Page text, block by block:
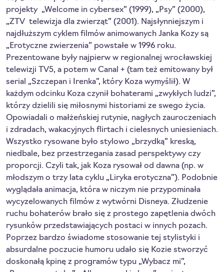
projekty ­ „Welcome in cybersex” (1999), „Psy” (2000),
„ZTV ­ telewizja dla zwierząt” (2001). Najsłynniejszym i
najdłuższym cyklem filmów animowanych Janka Kozy są
„Erotyczne zwierzenia” powstałe w 1996 roku.
Prezentowane były najpierw w regionalnej wrocławskiej
telewizji TV5, a potem w Canal + (tam też emitowany był
serial „Szczepan i Irenka”, który Koza wymyślił). W
każdym odcinku Koza czynił bohaterami „zwykłych ludzi”,
którzy dzielili się miłosnymi historiami ze swego życia.
Opowiadali o małżeńskiej rutynie, nagłych zauroczeniach
i zdradach, wakacyjnych flirtach i cielesnych uniesieniach.
Wszystko rysowane było stylowo „brzydką” kreską,
niedbale, bez przestrzegania zasad perspektywy czy
proporcji. Czyli tak, jak Koza rysował od dawna (np. w
młodszym o trzy lata cyklu „Liryka erotyczna”). Podobnie
wyglądała animacja, która w niczym nie przypominała
wycyzelowanych filmów z wytwórni Disneya. Złudzenie
ruchu bohaterów brało się z prostego zapętlenia dwóch
rysunków przedstawiających postaci w innych pozach.
Poprzez bardzo świadome stosowanie tej stylistyki i
absurdalne poczucie humoru udało się Kozie stworzyć
doskonałą kpinę z programów typu „Wybacz mi”,